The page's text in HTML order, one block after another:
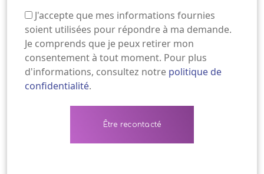
(Nécessaire)
J'accepte que mes informations fournies
soient utilisées pour répondre à ma demande.
Je comprends que je peux retirer mon
consentement à tout moment. Pour plus
d'informations, consultez notre politique de
confidentialité.